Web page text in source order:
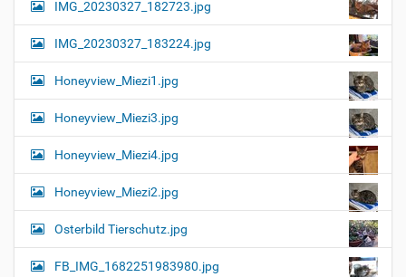
IMG_20230327_182723.jpg
IMG_20230327_183224.jpg
Honeyview_Miezi1.jpg
Honeyview_Miezi3.jpg
Honeyview_Miezi4.jpg
Honeyview_Miezi2.jpg
Osterbild Tierschutz.jpg
FB_IMG_1682251983980.jpg